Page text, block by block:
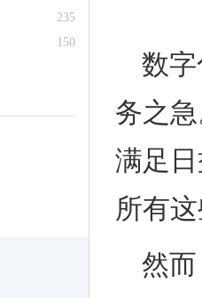
235
150
数
务之
满足
所有
然